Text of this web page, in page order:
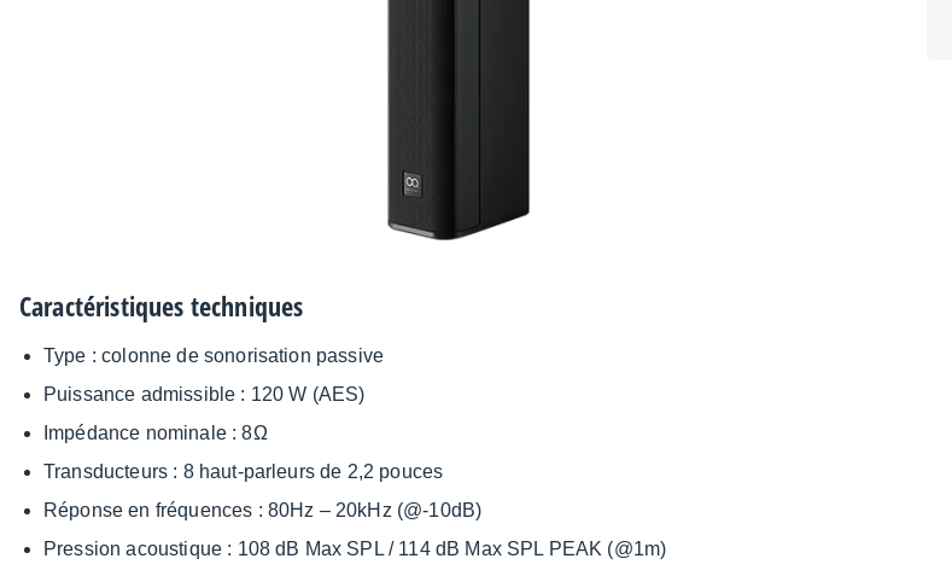
Carac­té­ris­tiques tech­niques
Type : colonne de sono­ri­sa­tion passive
Puis­sance admis­sible : 120 W (AES)
Impé­dance nomi­nale : 8Ω
Trans­duc­teurs : 8 haut-parleurs de 2,2 pouces
Réponse en fréquences : 80Hz – 20kHz (@-10dB)
Pres­sion acous­tique : 108 dB Max SPL / 114 dB Max SPL PEAK (@1m)